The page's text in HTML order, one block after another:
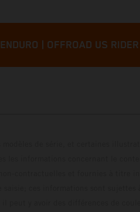
ENDURO | OFFROAD US RIDER